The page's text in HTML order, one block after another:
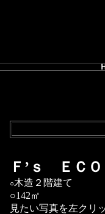
Ｆ’ｓ ＥＣ
○木造２階建て
○142㎡
見たい写真を左クリ